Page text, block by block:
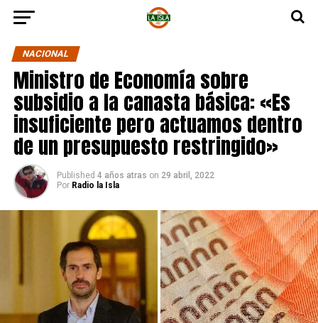
NACIONAL
Ministro de Economía sobre
subsidio a la canasta básica: «Es
insuficiente pero actuamos dentro
de un presupuesto restringido»
Published 4 años atras on 29 abril, 2022
Por Radio la Isla